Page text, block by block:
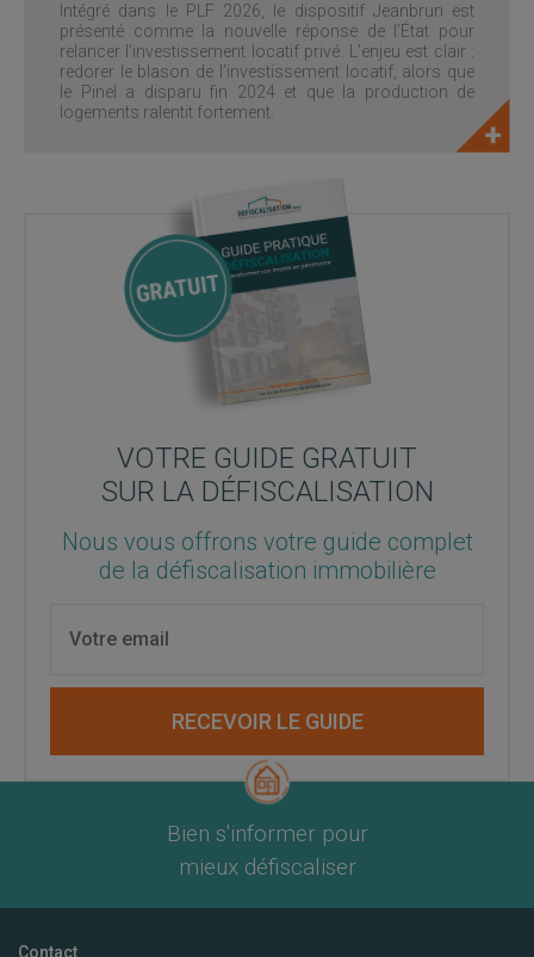
Intégré dans le PLF 2026, le dispositif Jeanbrun est
présenté comme la nouvelle réponse de l’État pour
relancer l’investissement locatif privé. L’enjeu est clair :
redorer le blason de l’investissement locatif, alors que
le Pinel a disparu fin 2024 et que la production de
logements ralentit fortement.
VOTRE GUIDE GRATUIT
SUR LA DÉFISCALISATION
Nous vous offrons votre guide complet
de la défiscalisation immobilière
RECEVOIR LE GUIDE
Bien s'informer pour
mieux défiscaliser
Contact